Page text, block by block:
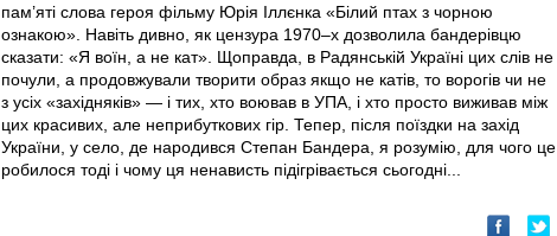
пам’яті слова героя фільму Юрія Іллєнка «Білий птах з чорною
ознакою». Навіть дивно, як цензура 1970–х дозволила бандерівцю
сказати: «Я воїн, а не кат». Щоправда, в Радянській Україні цих слів не
почули, а продовжували творити образ якщо не катів, то ворогів чи не
з усіх «західняків» — і тих, хто воював в УПА, і хто просто виживав між
цих красивих, але неприбуткових гір. Тепер, після поїздки на захід
України, у село, де народився Степан Бандера, я розумію, для чого це
робилося тоді і чому ця ненависть підігрівається сьогодні...